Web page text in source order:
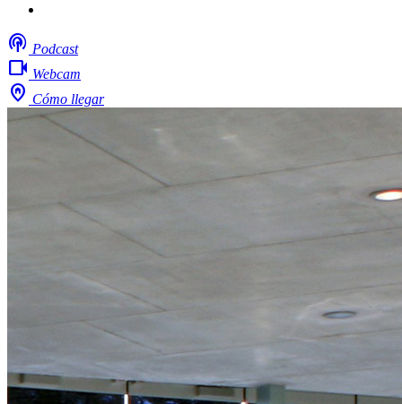
podcasts Podcast
videocam Webcam
home_pin Cómo llegar